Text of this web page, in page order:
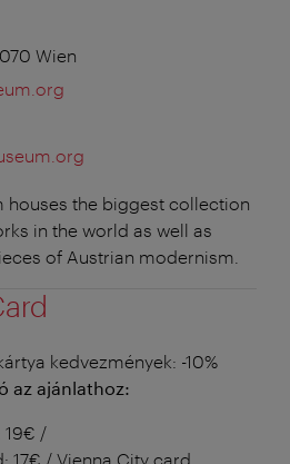
Wien
houses the biggest collection
in the world as well as
of Austrian modernism.
kedvezmények: -10%
az ajánlathoz:
19€ /
17€ / Vienna City card